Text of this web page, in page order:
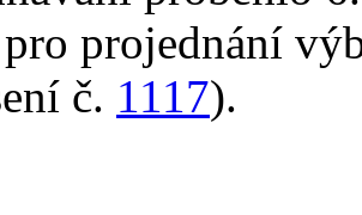
projednání
č. 1117).